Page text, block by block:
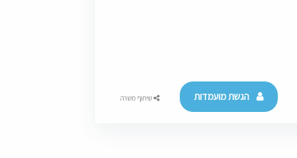
הגשת מועמדות שיתוף משרה